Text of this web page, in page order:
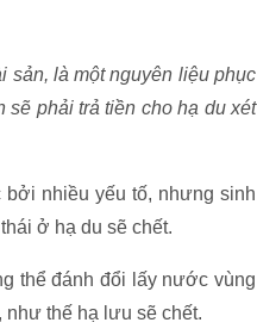
sản, là một nguyên liệu phục
phải trả tiền cho hạ du xét
nhiều yếu tố, nhưng sinh
ở hạ du sẽ chết.
thể đánh đổi lấy nước vùng
thế hạ lưu sẽ chết.